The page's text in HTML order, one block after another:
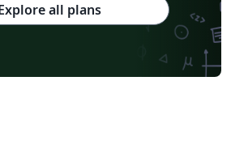
all plans